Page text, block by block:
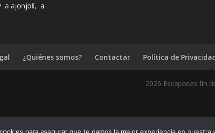
a ajonjolí, a …
¿Quiénes somos? Contactar Política de
2026 Escapadas fin